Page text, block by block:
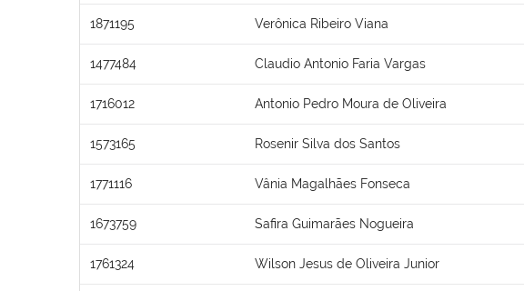
1871195 Verônica Ribeiro Viana
1477484 Claudio Antonio Faria Vargas
1716012 Antonio Pedro Moura de Oliveira
1573165 Rosenir Silva dos Santos
1771116 Vânia Magalhães Fonseca
1673759 Safira Guimarães Nogueira
1761324 Wilson Jesus de Oliveira Junior